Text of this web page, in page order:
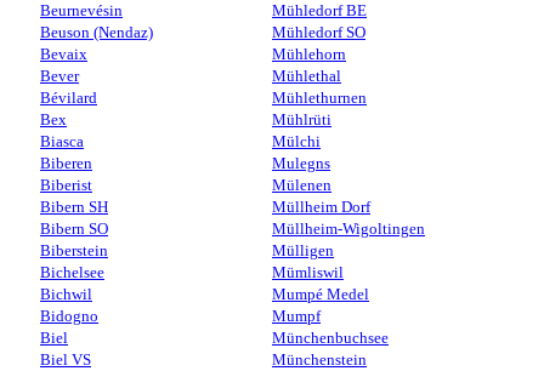
Beurnevésin
Beuson (Nendaz)
Bevaix
Bever
Bévilard
Bex
Biasca
Biberen
Biberist
Bibern SH
Bibern SO
Biberstein
Bichelsee
Bichwil
Bidogno
Biel
Biel VS
Mühledorf BE
Mühledorf SO
Mühlehorn
Mühlethal
Mühlethurnen
Mühlrüti
Mülchi
Mulegns
Mülenen
Müllheim Dorf
Müllheim-Wigoltingen
Mülligen
Mümliswil
Mumpé Medel
Mumpf
Münchenbuchsee
Münchenstein